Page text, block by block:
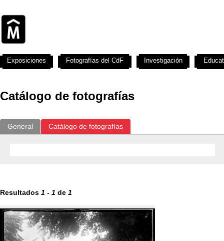
Catálogo de fotografías
General Catálogo de fotografías
Resultados 1 - 1 de 1
Exposiciones Fotografías del CdF Investigación